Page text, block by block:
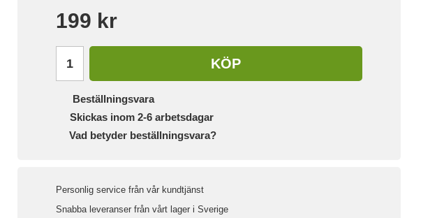
199 kr
KÖP
Beställningsvara
Skickas inom 2-6 arbetsdagar
Vad betyder beställningsvara?
Personlig service från vår kundtjänst
Snabba leveranser från vårt lager i Sverige